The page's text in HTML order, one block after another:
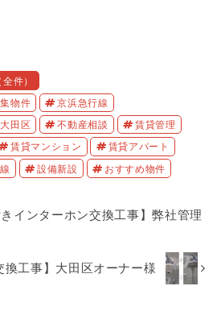
件）
物件
京浜急行線
大田区 不動産相談
賃貸管理
賃貸マンション
賃貸アパート
設備新設 おすすめ物件
きインターホン交換工事】弊社管理
換工事】大田区オーナー様